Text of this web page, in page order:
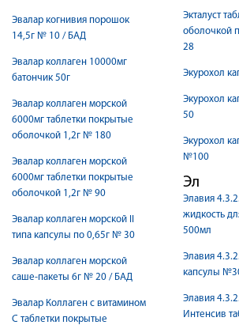
Эвалар когнивия порошок
14,5г № 10 / БАД
Эвалар коллаген 10000мг
батончик 50г
Эвалар коллаген морской
6000мг таблетки покрытые
оболочкой 1,2г № 180
Эвалар коллаген морской
6000мг таблетки покрытые
оболочкой 1,2г № 90
Эвалар коллаген морской II
типа капсулы по 0,65г № 30
Эвалар коллаген морской
саше-пакеты 6г № 20 / БАД
Эвалар Коллаген с витамином
С таблетки покрытые
Экталуст
оболочкой
28
Экурохол
Экурохол
50
Экурохол
№100
Эл
Элавия
жидкость
500мл
Элавия
капсулы
Элавия
Интенсив